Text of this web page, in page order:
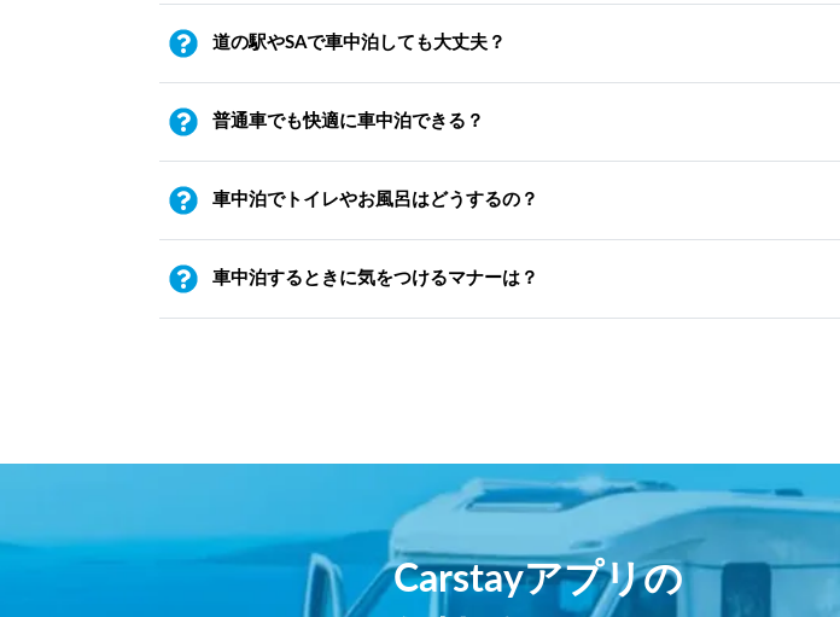
道の駅やSAで車中泊しても大丈夫？
普通車でも快適に車中泊できる？
車中泊でトイレやお風呂はどうするの？
車中泊するときに気をつけるマナーは？
Carstayアプリの